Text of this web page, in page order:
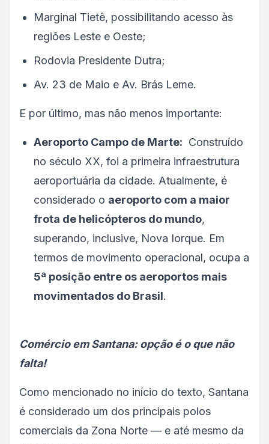
Marginal Tietê, possibilitando acesso às
regiões Leste e Oeste;
Rodovia Presidente Dutra;
Av. 23 de Maio e Av. Brás Leme.
E por último, mas não menos importante:
Aeroporto Campo de Marte: Construído
no século XX, foi a primeira infraestrutura
aeroportuária da cidade. Atualmente, é
considerado o aeroporto com a maior
frota de helicópteros do mundo,
superando, inclusive, Nova Iorque. Em
termos de movimento operacional, ocupa a
5ª posição entre os aeroportos mais
movimentados do Brasil.
Comércio em Santana: opção é o que não
falta!
Como mencionado no início do texto, Santana
é considerado um dos principais polos
comerciais da Zona Norte — e até mesmo da